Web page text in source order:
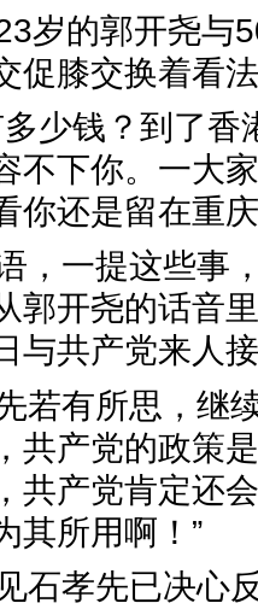
岁的郭开尧与
促膝交换着看
少钱？到了
不下你。一大
你还是留在重
，一提这些事
郭开尧的话音
与共产党来人
若有所思，继
共产党的政策
共产党肯定还
其所用啊！”
石孝先已决心